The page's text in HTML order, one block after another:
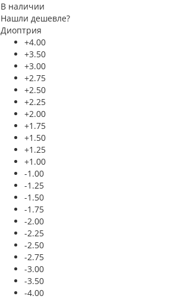
В наличии
Нашли дешевле?
Диоптрия
+4.00
+3.50
+3.00
+2.75
+2.50
+2.25
+2.00
+1.75
+1.50
+1.25
+1.00
-1.00
-1.25
-1.50
-1.75
-2.00
-2.25
-2.50
-2.75
-3.00
-3.50
-4.00